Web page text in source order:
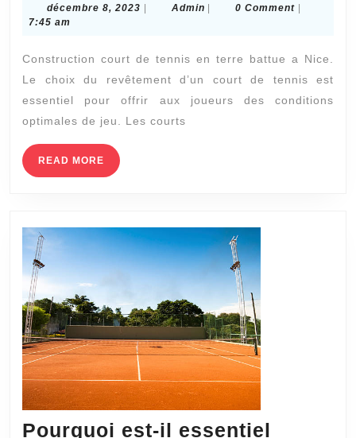
courts
tennis
en
terre
?
décembre 8, 2023 décembre
| AdminAdmin
| 0 Comment |
7:45 am
Construction court de tennis en terre battue a Nice.
Le choix du revêtement d’un court de tennis est
essentiel pour offrir aux joueurs des conditions
optimales de jeu. Les courts
READ MORE READ
MORE
Pourquoi est-il essentiel